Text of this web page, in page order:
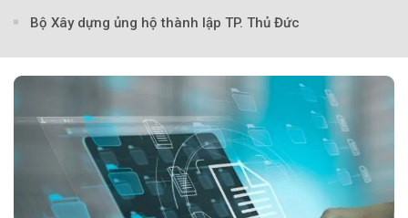
Bộ Xây dựng ủng hộ thành lập TP. Thủ Đức